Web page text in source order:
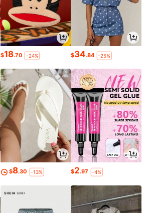
$18.70 -24% $34.84 -25%
$8.30 -13% $2.97 -4%